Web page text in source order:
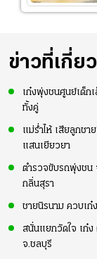
ข่าวที่เกี่ย
เก๋งพุ่งชนศูนย์เด็ก
ทั้งคู่
แม่ร่ำไห้ เสียลูกชา
แสนเยียวยา
ตำรวจขับรถพุ่งชน
กลิ่นสุรา
ชายนิรนาม ควบเก๋
สนั่นแยกวัดใจ เก๋ง
จ.ชลบุรี